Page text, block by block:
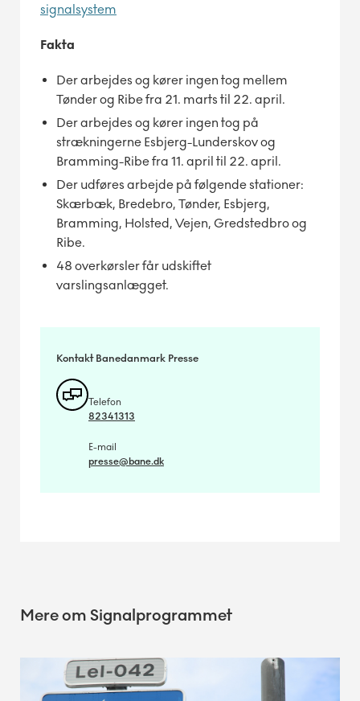
signalsystem
Fakta
Der arbejdes og kører ingen tog mellem
Tønder og Ribe fra 21. marts til 22. april.
Der arbejdes og kører ingen tog på
strækningerne Esbjerg-Lunderskov og
Bramming-Ribe fra 11. april til 22. april.
Der udføres arbejde på følgende stationer:
Skærbæk, Bredebro, Tønder, Esbjerg,
Bramming, Holsted, Vejen, Gredstedbro og
Ribe.
48 overkørsler får udskiftet
varslingsanlægget.
Kontakt Banedanmark Presse
Telefon
82341313
E-mail
presse@bane.dk
Mere om Signalprogrammet